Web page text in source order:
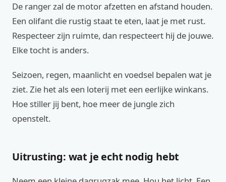
De ranger zal de motor afzetten en afstand houden.
Een olifant die rustig staat te eten, laat je met rust.
Respecteer zijn ruimte, dan respecteert hij de jouwe.
Elke tocht is anders.
Seizoen, regen, maanlicht en voedsel bepalen wat je
ziet. Zie het als een loterij met een eerlijke winkans.
Hoe stiller jij bent, hoe meer de jungle zich
openstelt.
Uitrusting: wat je echt nodig hebt